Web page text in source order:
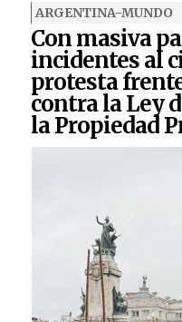
ARGENTINA-MUNDO
Con masiva
incidentes al
protesta
contra la Ley
la Propiedad